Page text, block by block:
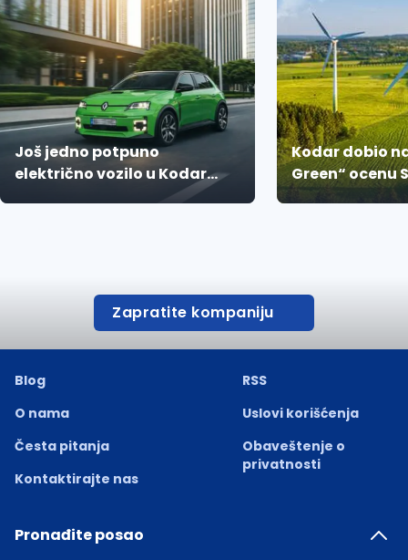
Još jedno potpuno
električno vozilo u Kodar
Kodar dobio
Green“ ocenu
okvir zelenog
Zapratite kompaniju
Blog
O nama
Česta pitanja
Kontaktirajte nas
RSS
Uslovi korišćenja
Obaveštenje o
privatnosti
Pronađite posao